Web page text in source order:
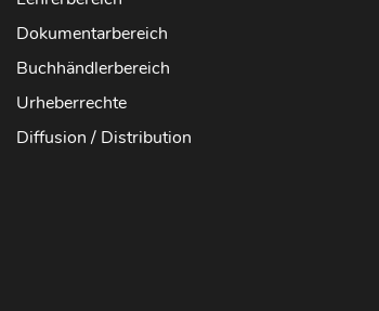
Dokumentarbereich
Buchhändlerbereich
Urheberrechte
Diffusion / Distribution